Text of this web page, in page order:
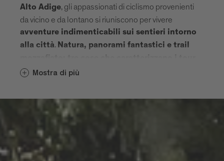
Alto Adige, gli appassionati di ciclismo provenienti
da vicino e da lontano si riuniscono per vivere
avventure indimenticabili sui sentieri intorno
alla città. Natura, panorami fantastici e trail
in mountainbike
Mostra di più